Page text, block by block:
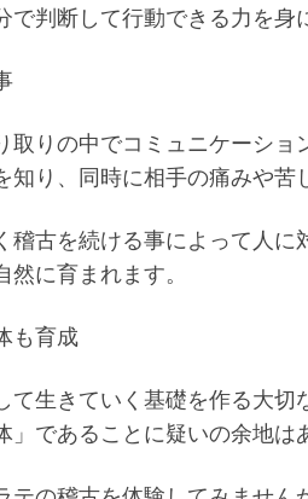
で判断して行動できる力を身
取りの中でコミュニケーショ
知り、同時に相手の痛みや苦
稽古を続ける事によって人に
に育まれます。
も育成
て生きていく基礎を作る大切
」であることに疑いの余地は